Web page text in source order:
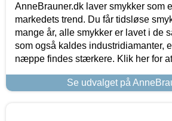
AnneBrauner.dk laver smykker som
markedets trend. Du får tidsløse
mange år, alle smykker er lavet i de
som også kaldes industridiamanter,
næppe findes stærkere. Klik her for
Se udvalget på